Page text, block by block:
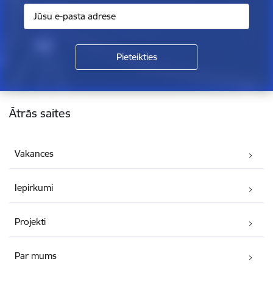
Kājene
Ātrās saites
Vakances
Iepirkumi
Projekti
Par mums